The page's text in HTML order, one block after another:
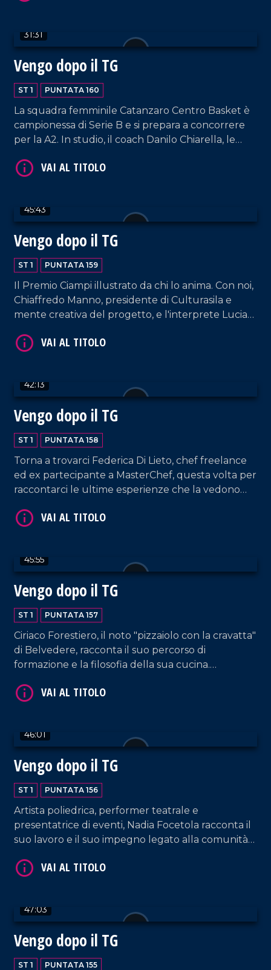
31:31
Vengo dopo il TG
ST 1 PUNTATA 160
La squadra femminile Catanzaro Centro Basket è
campionessa di Serie B e si prepara a concorrere
per la A2. In studio, il coach Danilo Chiarella, le
l'ufficio stampa Chiara Zanella.
45:43
Vengo dopo il TG
ST 1 PUNTATA 159
Il Premio Ciampi illustrato da chi lo anima. Con noi,
Chiaffredo Manno, presidente di Culturasila e
mente creativa del progetto, e l'interprete Lucia
Garritano ci dà utili informazioni sulla pratica delle
42:13
Vengo dopo il TG
ST 1 PUNTATA 158
Torna a trovarci Federica Di Lieto, chef freelance
ed ex partecipante a MasterChef, questa volta per
raccontarci le ultime esperienze che la vedono
tradizione culinaria calabrese con quella di altre
VAI AL TITOLO
45:55
Vengo dopo il TG
ST 1 PUNTATA 157
Ciriaco Forestiero, il noto "pizzaiolo con la cravatta"
di Belvedere, racconta il suo percorso di
formazione e la filosofia della sua cucina.
volta erudendoci sui bandi di terzo settore.
VAI AL TITOLO
46:01
Vengo dopo il TG
ST 1 PUNTATA 156
Artista poliedrica, performer teatrale e
presentatrice di eventi, Nadia Focetola racconta il
suo lavoro e il suo impegno legato alla comunità
VAI AL TITOLO
47:03
Vengo dopo il TG
ST 1 PUNTATA 155
VAI AL TITOLO
VAI AL TITOLO
VAI AL TITOLO